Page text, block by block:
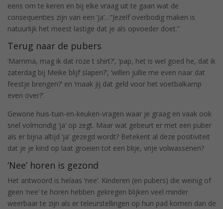
eens om te keren en bij elke vraag uit te gaan wat de
consequenties zijn van een ‘ja’…”Jezelf overbodig maken is
natuurlijk het meest lastige dat je als opvoeder doet.”
Terug naar de pubers
‘Mamma, mag ik dat roze t shirt?’, ‘pap, het is wel goed he, dat ik
zaterdag bij Meike blijf slapen?’, ‘willen jullie me even naar dat
feestje brengen?’ en ‘maak jij dat geld voor het voetbalkamp
even over?’.
Gewone huis-tuin-en-keuken-vragen waar je graag en vaak ook
snel volmondig ‘ja’ op zegt. Maar wat gebeurt er met een puber
als er bijna altijd ‘ja’ gezegd wordt? Betekent al deze positiviteit
dat je je kind op laat groeien tot een blije, vrije volwassenen?
‘Nee’ horen is gezond
Het antwoord is helaas ‘nee’. Kinderen (en pubers) die weinig of
geen ‘nee’ te horen hebben gekregen blijken veel minder
weerbaar te zijn als er teleurstellingen op hun pad komen dan de